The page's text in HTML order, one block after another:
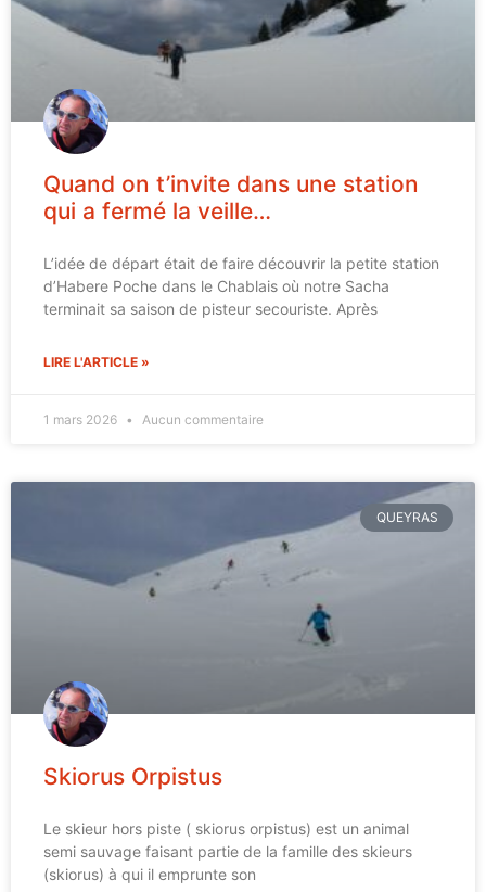
Quand on t’invite dans une station
qui a fermé la veille…
L’idée de départ était de faire découvrir la petite station
d’Habere Poche dans le Chablais où notre Sacha
terminait sa saison de pisteur secouriste. Après
LIRE L'ARTICLE »
1 mars 2026 Aucun commentaire
QUEYRAS
Skiorus Orpistus
Le skieur hors piste ( skiorus orpistus) est un animal
semi sauvage faisant partie de la famille des skieurs
(skiorus) à qui il emprunte son